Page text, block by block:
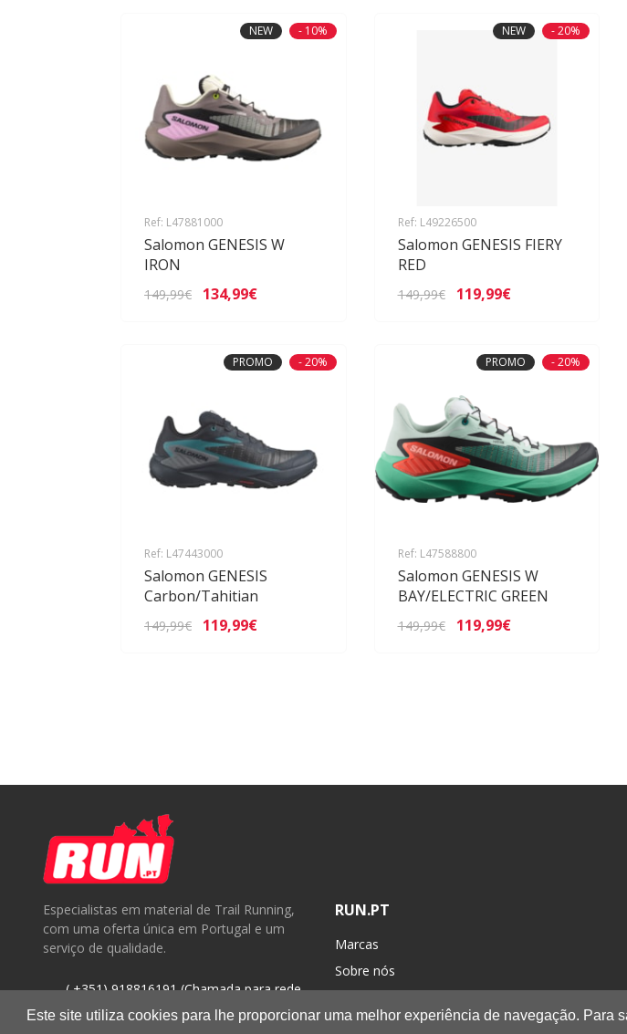
Este site utiliza cookies para lhe proporcionar uma melhor experiência de navegação.
NEW - 10%
Ref: L47881000
Salomon GENESIS W
IRON
149,99€ 134,99€
NEW - 20%
Ref: L49226500
Salomon GENESIS FIERY
RED
149,99€ 119,99€
PROMO - 20%
Ref: L47443000
Salomon GENESIS
Carbon/Tahitian
149,99€ 119,99€
PROMO - 20%
Ref: L47588800
Salomon GENESIS W
BAY/ELECTRIC GREEN
149,99€ 119,99€
Especialistas em material de Trail Running,
com uma oferta única em Portugal e um
serviço de qualidade.
( +351) 918816191 (Chamada para rede
móvel nacional)
RUN.PT
Marcas
Sobre nós